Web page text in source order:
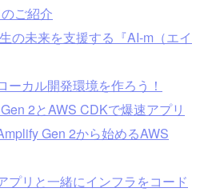
ご紹介
の未来を支援する『AI-m（エイ
ーカル開発環境を作ろう！
2とAWS CDKで爆速アプリ
Gen 2から始めるAWS
プリと一緒にインフラをコード